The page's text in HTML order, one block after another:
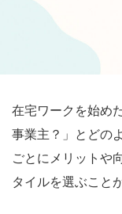
在宅ワークを始め
事業主？」とどの
ごとにメリットや
タイルを選ぶこと